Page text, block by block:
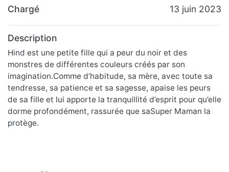
Chargé 13 juin 2023
Description
Hind est une petite fille qui a peur du noir et des
monstres de différentes couleurs créés par son
imagination.Comme d’habitude, sa mère, avec toute sa
tendresse, sa patience et sa sagesse, apaise les peurs
de sa fille et lui apporte la tranquillité d’esprit pour qu’elle
dorme profondément, rassurée que saSuper Maman la
protège.